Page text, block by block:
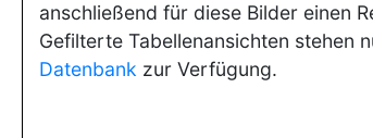
anschließend für diese Bilder einen
Gefilterte Tabellenansichten stehen
Datenbank zur Verfügung.